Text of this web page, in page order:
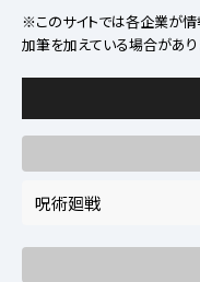
※このサイトでは各企業が情
加筆を加えている場合があり
呪術廻戦